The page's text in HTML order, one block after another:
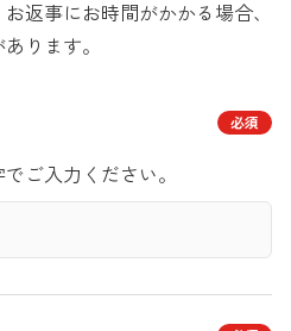
返事にお時間がかかる場合、
ります。
ご入力ください。